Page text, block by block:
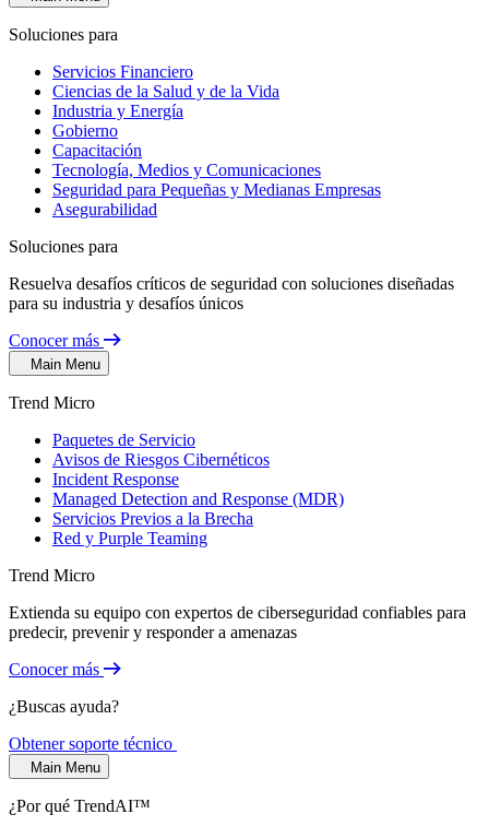
Soluciones para
Servicios Financiero
Ciencias de la Salud y de la Vida
Industria y Energía
Gobierno
Capacitación
Tecnología, Medios y Comunicaciones
Seguridad para Pequeñas y Medianas Empresas
Asegurabilidad
Soluciones para
Resuelva desafíos críticos de seguridad con soluciones diseñadas
para su industria y desafíos únicos
Conocer más
Main Menu
Trend Micro
Paquetes de Servicio
Avisos de Riesgos Cibernéticos
Incident Response
Managed Detection and Response (MDR)
Servicios Previos a la Brecha
Red y Purple Teaming
Trend Micro
Extienda su equipo con expertos de ciberseguridad confiables para
predecir, prevenir y responder a amenazas
Conocer más
¿Buscas ayuda?
Obtener soporte técnico
Main Menu
¿Por qué TrendAI™